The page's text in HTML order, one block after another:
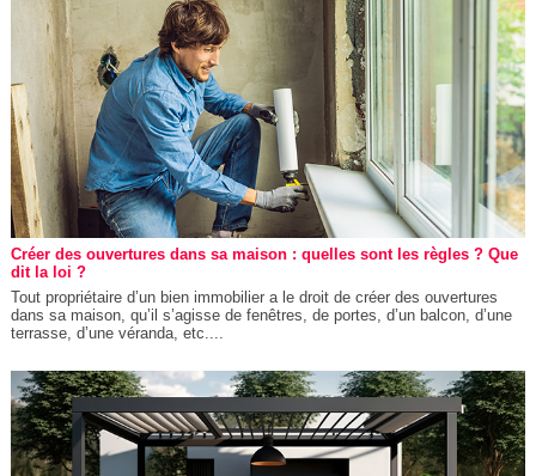
Créer des ouvertures dans sa maison : quelles sont les règles ? Que
dit la loi ?
Tout propriétaire d’un bien immobilier a le droit de créer des ouvertures
dans sa maison, qu’il s’agisse de fenêtres, de portes, d’un balcon, d’une
terrasse, d’une véranda, etc....